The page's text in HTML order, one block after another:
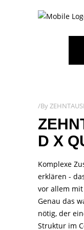
By
D X
Komplexe
erklären -
vor allem
Genau das
nötig, der
Struktur im